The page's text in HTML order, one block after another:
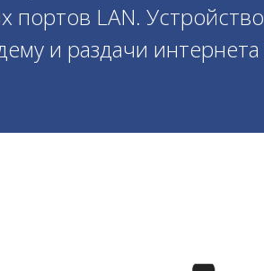
портов LAN.
и раздачи